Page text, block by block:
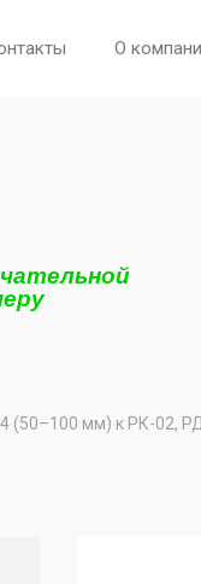
О
(50–100 мм) к РК-02,